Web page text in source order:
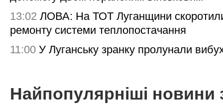
13:02 ЛОВА: На ТОТ Луганщини
ремонту системи теплопостачання
11:00 У Луганську зранку пролунали
Найпопулярніші новини